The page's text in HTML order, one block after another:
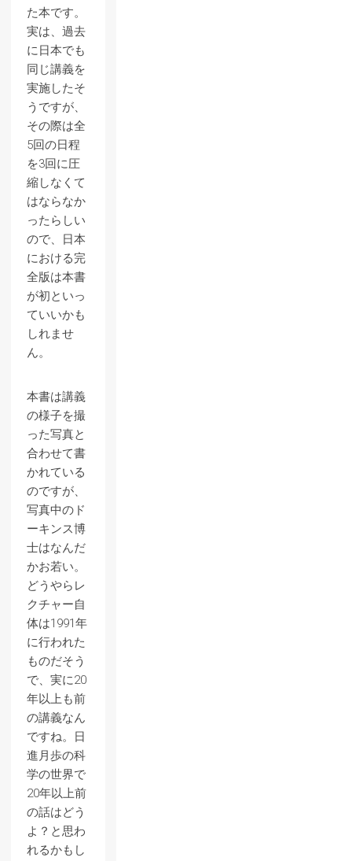
た本です。
実は、過去
に日本でも
同じ講義を
実施したそ
うですが、
その際は全
5回の日程
を3回に圧
縮しなくて
はならなか
ったらしい
ので、日本
における完
全版は本書
が初といっ
ていいかも
しれませ
ん。
本書は講義
の様子を撮
った写真と
合わせて書
かれている
のですが、
写真中のド
ーキンス博
士はなんだ
かお若い。
どうやらレ
クチャー自
体は1991年
に行われた
ものだそう
で、実に20
年以上も前
の講義なん
ですね。日
進月歩の科
学の世界で
20年以上前
の話はどう
よ？と思わ
れるかもし